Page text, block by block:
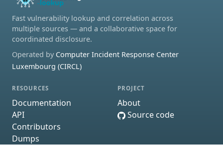
Fast vulnerability lookup and correlation across
multiple sources — and a collaborative space for
coordinated disclosure.
Operated by Computer Incident Response Center
Luxembourg (CIRCL)
RESOURCES
Documentation
API
Contributors
Dumps
PROJECT
About
Source code